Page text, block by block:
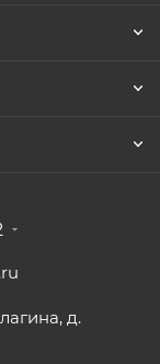
д.